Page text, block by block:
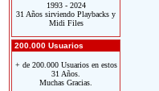
1993 - 2024
31 Años sirviendo Playbacks y
Midi Files
200.000 Usuarios
+ de 200.000 Usuarios en estos
31 Años.
Muchas Gracias.